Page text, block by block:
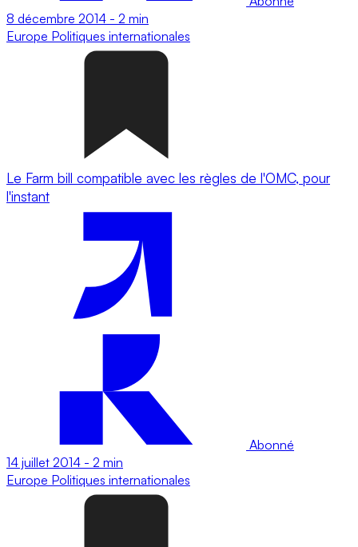
8 décembre 2014 - 2 min
Europe Politiques internationales
Le Farm bill compatible avec les règles de l'OMC, pour
l'instant
Abonné
14 juillet 2014 - 2 min
Europe Politiques internationales